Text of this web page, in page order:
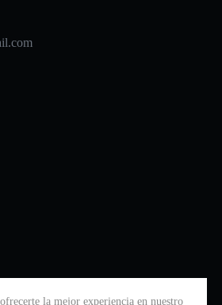
la mejor experiencia en nuestro